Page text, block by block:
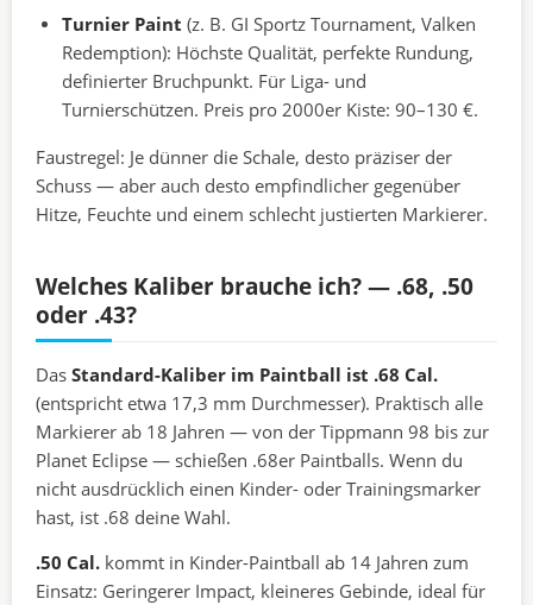
Turnier Paint (z. B. GI Sportz Tournament, Valken
Redemption): Höchste Qualität, perfekte Rundung,
definierter Bruchpunkt. Für Liga- und
Turnierschützen. Preis pro 2000er Kiste: 90–130 €.
Faustregel: Je dünner die Schale, desto präziser der
Schuss — aber auch desto empfindlicher gegenüber
Hitze, Feuchte und einem schlecht justierten Markierer.
Welches Kaliber brauche ich? — .68, .50
oder .43?
Das Standard-Kaliber im Paintball ist .68 Cal.
(entspricht etwa 17,3 mm Durchmesser). Praktisch alle
Markierer ab 18 Jahren — von der Tippmann 98 bis zur
Planet Eclipse — schießen .68er Paintballs. Wenn du
nicht ausdrücklich einen Kinder- oder Trainingsmarker
hast, ist .68 deine Wahl.
.50 Cal. kommt in Kinder-Paintball ab 14 Jahren zum
Einsatz: Geringerer Impact, kleineres Gebinde, ideal für